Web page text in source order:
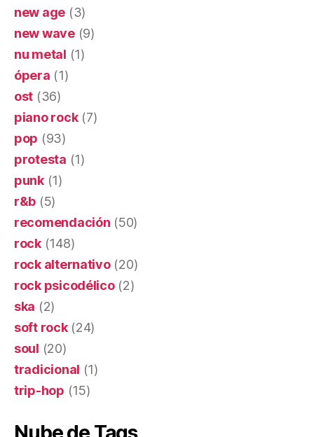
new age (3)
new wave(9)
nu metal (1)
ópera (1)
ost (36)
piano rock(7)
pop (93)
protesta (1)
punk(1)
r&b (5)
recomendación (50)
rock(148)
rock alternativo(20)
rock psicodélico(2)
ska (2)
soft rock(24)
soul (20)
tradicional (1)
trip-hop (15)